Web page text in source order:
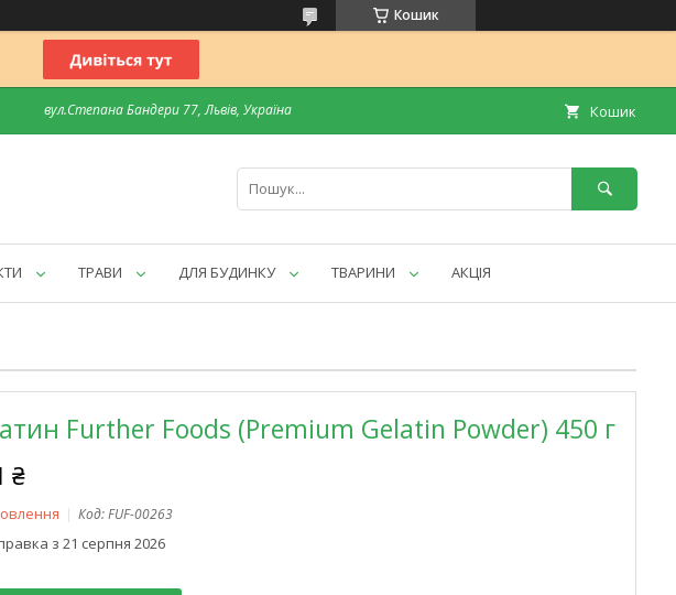
Кошик
вул.Степана Бандери 77, Львів, Україна Кошик
ТРАВИ ДЛЯ БУДИНКУ ТВАРИНИ АКЦІЯ
Further Foods (Premium Gelatin Powder) 450 г
₴
Код:FUF-00263
з 21 серпня 2026